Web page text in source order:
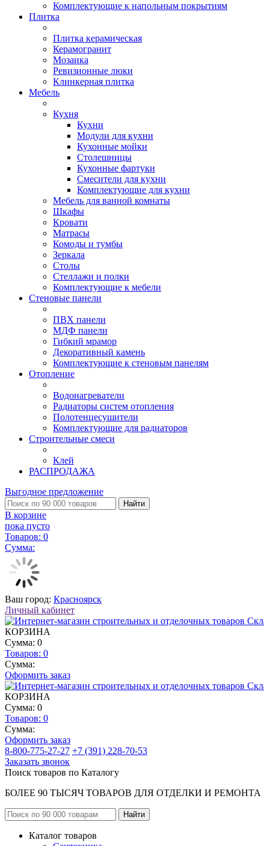
Комплектующие к напольным покрытиям
Плитка
Плитка керамическая
Керамогранит
Мозаика
Ревизионные люки
Клинкерная плитка
Мебель
Кухня
Кухни
Модули для кухни
Кухонные мойки
Столешницы
Кухонные фартуки
Смесители для кухни
Комплектующие для кухни
Мебель для ванной комнаты
Шкафы
Кровати
Матрасы
Комоды и тумбы
Зеркала
Столы
Стеллажи и полки
Комплектующие к мебели
Стеновые панели
ПВХ панели
МДФ панели
Гибкий мрамор
Декоративный камень
Комплектующие к стеновым панелям
Отопление
Водонагреватели
Радиаторы систем отопления
Полотенцесушители
Комплектующие для радиаторов
Строительные смеси
Клей
РАСПРОДАЖА
Выгодное предложение
Найти
В корзине
пока пусто
Товаров: 0
Сумма:
Ваш город: Красноярск
Личный кабинет
КОРЗИНА
Сумма: 0
Товаров: 0
Сумма:
Оформить заказ
КОРЗИНА
Сумма: 0
Товаров: 0
Сумма:
Оформить заказ
8-800-775-27-27 +7 (391) 228-70-53
Заказать звонок
Поиск товаров по Каталогу
БОЛЕЕ 90 ТЫСЯЧ ТОВАРОВ ДЛЯ ОТДЕЛКИ И РЕМОНТА
Каталог товаров